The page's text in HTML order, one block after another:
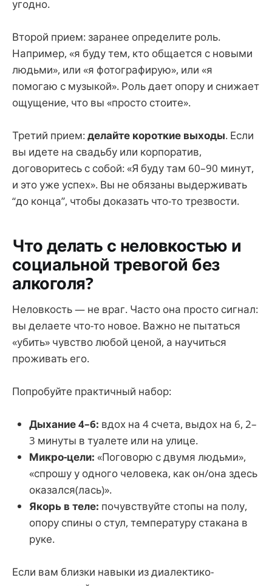
угодно.
Второй прием: заранее определите роль.
Например, «я буду тем, кто общается с новыми
людьми», или «я фотографирую», или «я
помогаю с музыкой». Роль дает опору и снижает
ощущение, что вы «просто стоите».
Третий прием:делайте короткие выходы. Если
вы идете на свадьбу или корпоратив,
договоритесь с собой: «Я буду там 60–90 минут,
и это уже успех». Вы не обязаны выдерживать
“до конца”, чтобы доказать что-то трезвости.
Что делать с неловкостью и
социальной тревогой без
алкоголя?
Неловкость — не враг. Часто она просто сигнал:
вы делаете что-то новое. Важно не пытаться
«убить» чувство любой ценой, а научиться
проживать его.
Попробуйте практичный набор:
Дыхание 4–6: вдох на 4 счета, выдох на 6, 2–
3 минуты в туалете или на улице.
Микро-цели: «Поговорю с двумя людьми»,
«спрошу у одного человека, как он/она здесь
оказался(лась)».
Якорь в теле: почувствуйте стопы на полу,
опору спины о стул, температуру стакана в
руке.
Если вам близки навыки из диалектико-